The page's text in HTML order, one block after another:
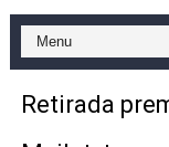
EFA y AFLE
Grandes éxitos
Retirada